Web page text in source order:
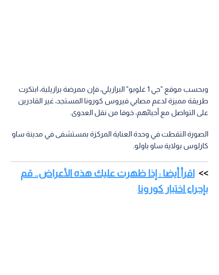
وبحسب موقع "جي 1 غلوبو" البرازيلي، فإن ممرضة برازيلية، ابتكرت
طريقة مميزة لدعم مصابي فيروس كورونا المستجد، غير القادرين
على التواصل مع أحبائهم، خوفا من نقل العدوى.
الصورة التقطت في وحدة العناية المركزة بمستشفى في مدينة ساو
كارلوس بولاية ساو باولو.
اقرأ أيضا : إذا ظهرت عليك هذه الأعراض.. قم
بإجراء اختبار كورونا